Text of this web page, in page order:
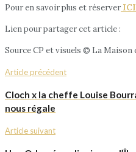
Pour en savoir plus et réserver ICI
Lien pour partager cet article :
Source CP et visuels © La Maison
Article précédent
Cloch x la cheffe Louise
nous régale
Article suivant